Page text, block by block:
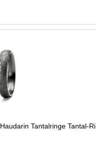
Haudarin Tantalringe Tantal-